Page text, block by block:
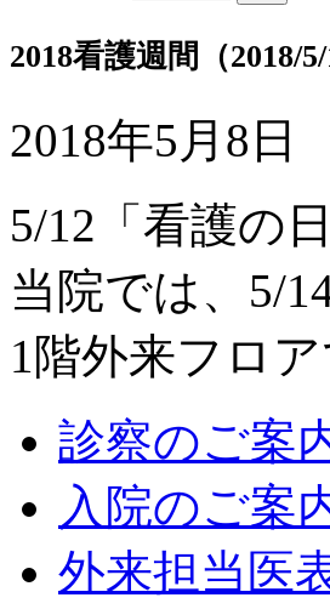
2018看護週間（2018/5/
2018年5月8日
5/12「看護の
当院では、5/
1階外来フロ
診察のご案
入院のご案
外来担当医